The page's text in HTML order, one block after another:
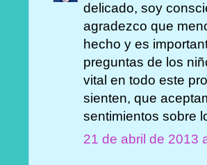
delicado, soy
agradezco que
hecho y es
preguntas de los
vital en todo este
sienten, que
sentimientos sobre
21 de abril de 2013